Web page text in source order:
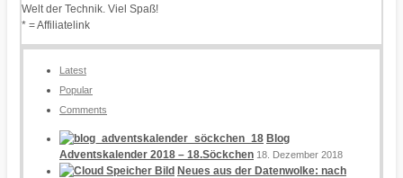
Welt der Technik. Viel Spaß!
* = Affiliatelink
Latest
Popular
Comments
Blog
Adventskalender 2018 – 18.Söckchen 18. Dezember 2018
Neues aus der Datenwolke: nach